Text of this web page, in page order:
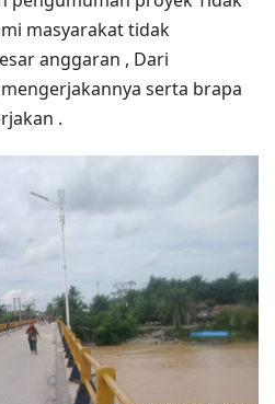
masyarakat tidak
anggaran , Dari
serta brapa
.